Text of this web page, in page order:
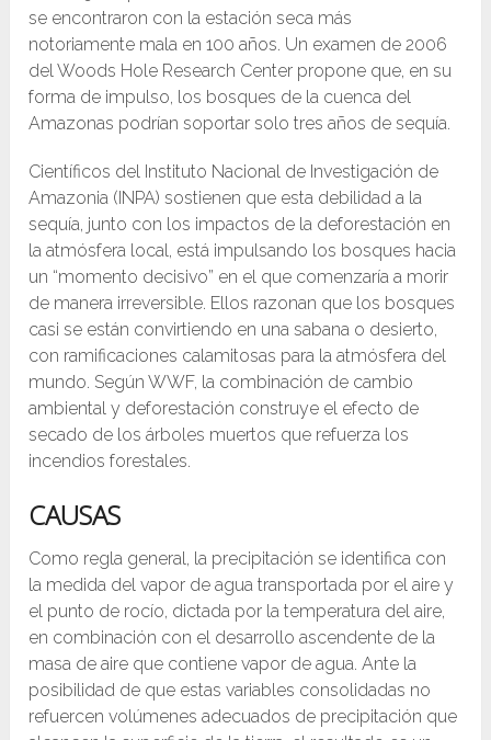
se encontraron con la estación seca más
notoriamente mala en 100 años. Un examen de 2006
del Woods Hole Research Center propone que, en su
forma de impulso, los bosques de la cuenca del
Amazonas podrían soportar solo tres años de sequía.
Científicos del Instituto Nacional de Investigación de
Amazonia (INPA) sostienen que esta debilidad a la
sequía, junto con los impactos de la deforestación en
la atmósfera local, está impulsando los bosques hacia
un “momento decisivo” en el que comenzaría a morir
de manera irreversible. Ellos razonan que los bosques
casi se están convirtiendo en una sabana o desierto,
con ramificaciones calamitosas para la atmósfera del
mundo. Según WWF, la combinación de cambio
ambiental y deforestación construye el efecto de
secado de los árboles muertos que refuerza los
incendios forestales.
CAUSAS
Como regla general, la precipitación se identifica con
la medida del vapor de agua transportada por el aire y
el punto de rocío, dictada por la temperatura del aire,
en combinación con el desarrollo ascendente de la
masa de aire que contiene vapor de agua. Ante la
posibilidad de que estas variables consolidadas no
refuercen volúmenes adecuados de precipitación que